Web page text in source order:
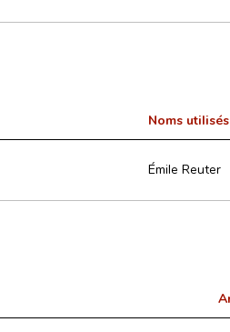
Noms utilisés
Émile Reuter